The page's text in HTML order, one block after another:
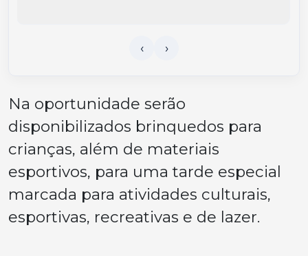
Na oportunidade serão
disponibilizados brinquedos para
crianças, além de materiais
esportivos, para uma tarde especial
marcada para atividades culturais,
esportivas, recreativas e de lazer.